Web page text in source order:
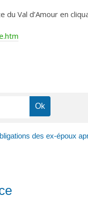
Val d’Amour en
des ex-époux